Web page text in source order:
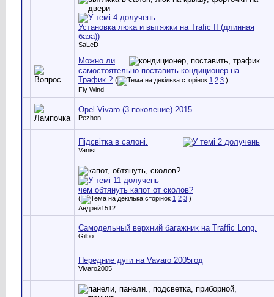
Установка люка и вытяжки на Trafic II (длинная
база))
SaLeD
Можно ли
самостоятельно поставить кондиционер на
Трафик ? ( 1 2 3 )
Fly Wind
Opel Vivaro (3 поколение) 2015
Pezhon
Підсвітка в салоні.
Vanist
чем обтянуть капот от сколов?
( 1 2 3 )
Андрей1512
Самодельный верхний багажник на Traffic Long.
Gilbo
Передние дуги на Vavaro 2005год
Vivaro2005